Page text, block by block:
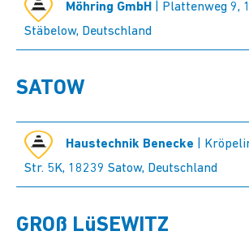
Möhring GmbH | Plattenweg 9,
Stäbelow, Deutschland
SATOW
Haustechnik Benecke |
Str. 5K, 18239 Satow, Deutschland
GROß LüSEWITZ